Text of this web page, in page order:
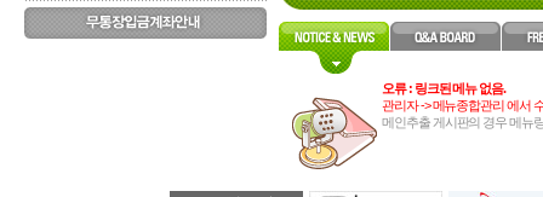
무농약 조각콩5곡-1kg-25년
오류 : 링크된 메뉴 없음.
관리자 -> 메뉴종합관리 에서
메인추출 게시판의 경우 메뉴